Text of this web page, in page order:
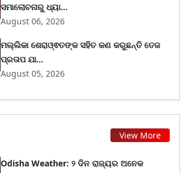
ସମାଲୋଚନାରୁ ଧ୍ୟା...
August 06, 2026
ମଲ୍ଲିକା ଶେରାଓ୍ଵତଙ୍କ ସହିତ କଣ କରୁଛନ୍ତି ତେଜ
ପ୍ରତାପ ଯା...
August 05, 2026
View More
Odisha Weather: ୨ ଦିନ ରାଜ୍ୟର ଅନେକ